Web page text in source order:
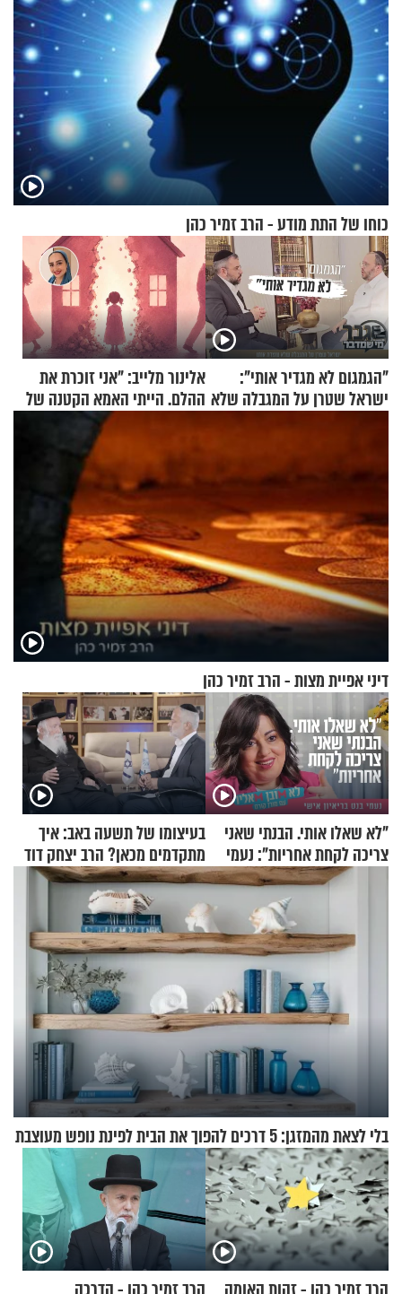
כוחו של התת מודע - הרב זמיר כהן
"הגמגום לא מגדיר אותי":
ישראל שטרן על המגבלה שלא
אלינור מלייב: "אני זוכרת את
ההלם. הייתי האמא הקטנה של
הבית"
דיני אפיית מצות - הרב זמיר כהן
"לא שאלו אותי. הבנתי שאני
צריכה לקחת אחריות": נעמי
בנט בריאיון אישי
בעיצומו של תשעה באב: איך
מתקדמים מכאן? הרב יצחק דוד
גרוסמן בשיחה מיוחדת
בלי לצאת מהמזגן: 5 דרכים להפוך את הבית לפינת נופש מעוצבת